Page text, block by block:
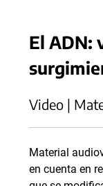
El ADN:
Video |
Material
en cuenta en